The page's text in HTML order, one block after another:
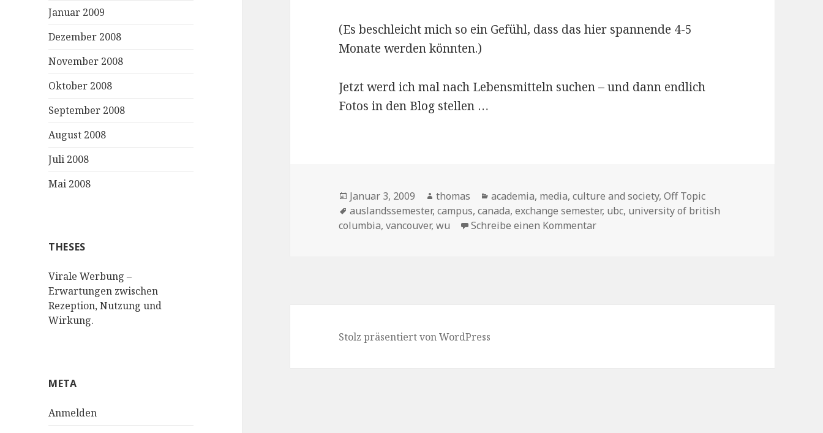
Januar 2009
Dezember 2008
November 2008
Oktober 2008
September 2008
August 2008
Juli 2008
Mai 2008
THESES
Virale Werbung –
Erwartungen zwischen
Rezeption, Nutzung und
Wirkung.
META
Anmelden
(Es beschleicht mich so ein Gefühl, dass das hier spannende 4-5
Monate werden könnten.)
Jetzt werd ich mal nach Lebensmitteln suchen – und dann endlich
Fotos in den Blog stellen …
Veröffentlicht
am
Januar 3, 2009 Autor
thomas Kategorien
academia, media, culture and society,Off Topic
Schlagwörter
auslandssemester,campus,canada,exchange semester, ubc, university of british
columbia,vancouver,wu Schreibe einen Kommentar
Stolz präsentiert von WordPress